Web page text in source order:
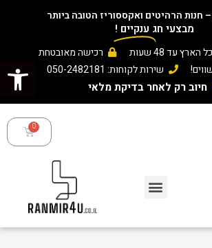
פתח סרגל נגישות
מבצעי חג ענקיים !
עד 48 שעות
רכישה מאובטחת
שירות לקוחות: 050-2482181
חיוב רק לאחר בדיקת מלאי ​